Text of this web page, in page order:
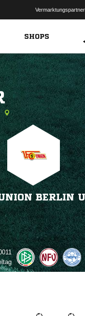
SHOPS
BERLIN